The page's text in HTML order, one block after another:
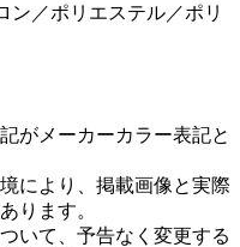
ン／ポリエステル／ポリ
がメーカーカラー表記と
により、掲載画像と実際
ります。
いて、予告なく変更する